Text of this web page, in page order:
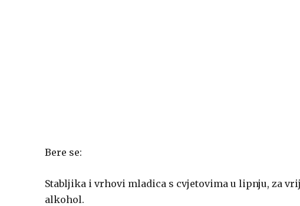
Bere se:
Stabljika i vrhovi mladica s cvjetovima u lipnju, za
alkohol.